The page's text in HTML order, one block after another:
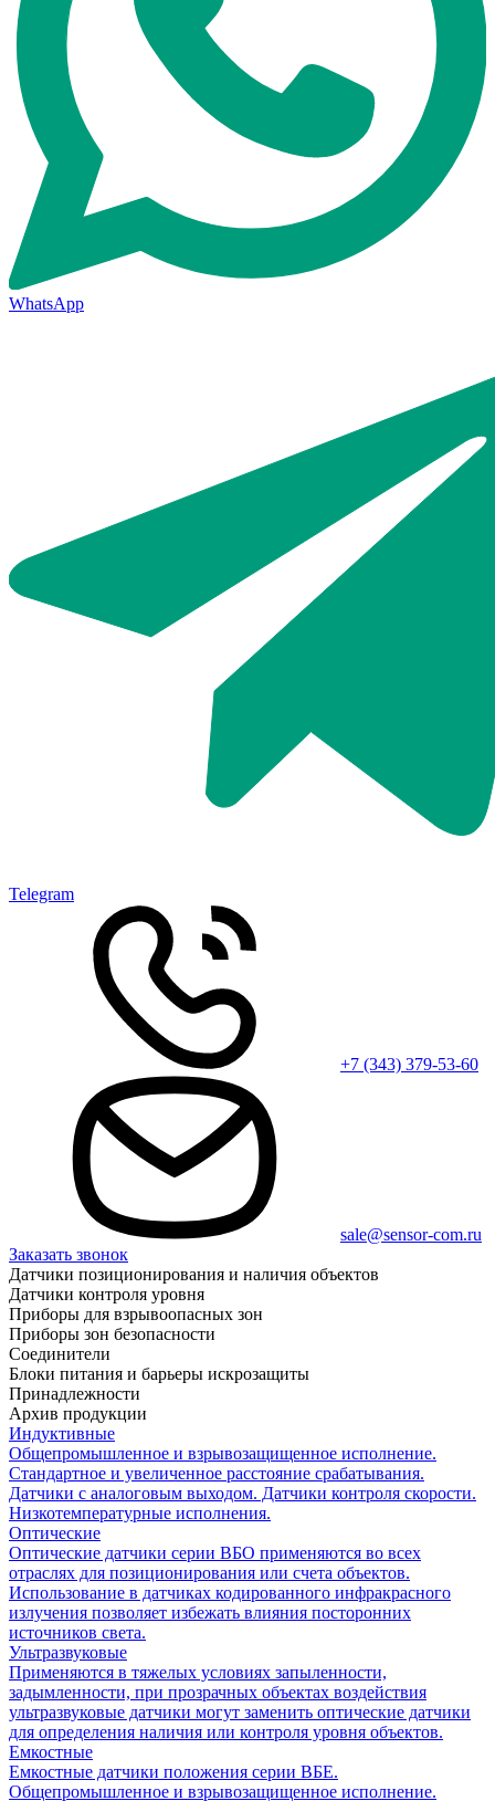
WhatsApp
Telegram
+7 (343) 379-53-60
sale@sensor-com.ru
Заказать звонок
Датчики позиционирования и наличия объектов
Датчики контроля уровня
Приборы для взрывоопасных зон
Приборы зон безопасности
Соединители
Блоки питания и барьеры искрозащиты
Принадлежности
Архив продукции
Индуктивные
Общепромышленное и взрывозащищенное исполнение.
Стандартное и увеличенное расстояние срабатывания.
Датчики с аналоговым выходом. Датчики контроля скорости.
Низкотемпературные исполнения.
Оптические
Оптические датчики серии ВБО применяются во всех
отраслях для позиционирования или счета объектов.
Использование в датчиках кодированного инфракрасного
излучения позволяет избежать влияния посторонних
источников света.
Ультразвуковые
Применяются в тяжелых условиях запыленности,
задымленности, при прозрачных объектах воздействия
ультразвуковые датчики могут заменить оптические датчики
для определения наличия или контроля уровня объектов.
Емкостные
Емкостные датчики положения серии ВБЕ.
Общепромышленное и взрывозащищенное исполнение.